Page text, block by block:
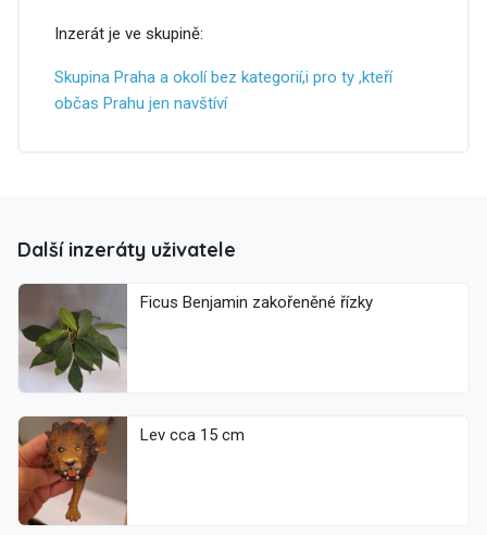
Inzerát je ve skupině:
Skupina Praha a okolí bez kategorií,i pro ty ,kteří
občas Prahu jen navštíví
Další inzeráty uživatele
Ficus Benjamin zakořeněné řízky
Lev cca 15 cm